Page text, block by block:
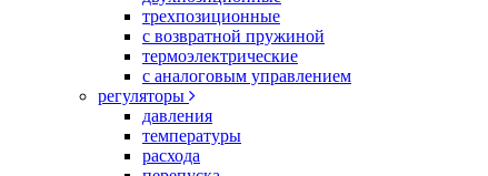
трехпозиционные
с возвратной пружиной
термоэлектрические
с аналоговым управлением
регуляторы
давления
температуры
расхода